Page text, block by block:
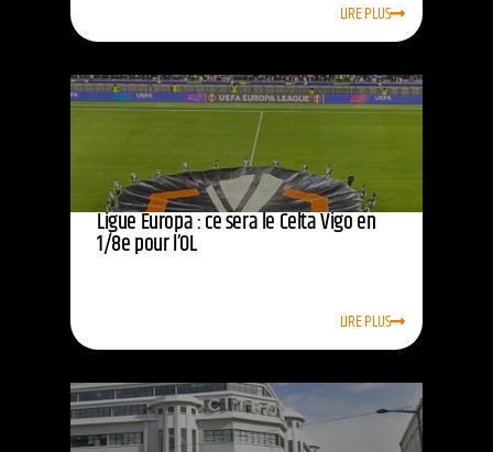
LIRE PLUS
Ligue Europa : ce sera le Celta Vigo en
1/8e pour l’OL
LIRE PLUS